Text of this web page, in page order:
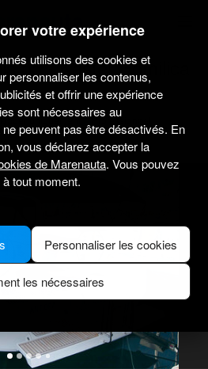
55 - Kastel Gomilica
uniquement
Professionnel
votre expérience
utilisons des cookies et
personnaliser les contenus,
et offrir une expérience
sont nécessaires au
peuvent pas être désactivés. En
vous déclarez accepter la
de Marenauta. Vous pouvez
tout moment.
Personnaliser les cookies
les nécessaires